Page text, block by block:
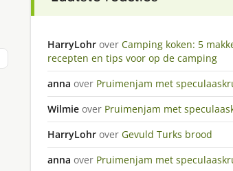
HarryLohr over Camping koken: 5
recepten en tips voor op de camping
anna over Pruimenjam met
Wilmie over Pruimenjam met
HarryLohr over Gevuld Turks brood
anna over Pruimenjam met